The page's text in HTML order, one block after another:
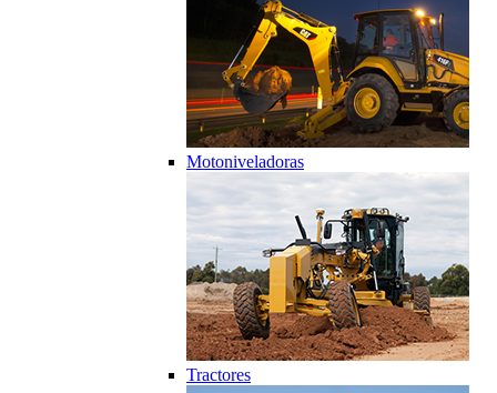
Motoniveladoras
Tractores